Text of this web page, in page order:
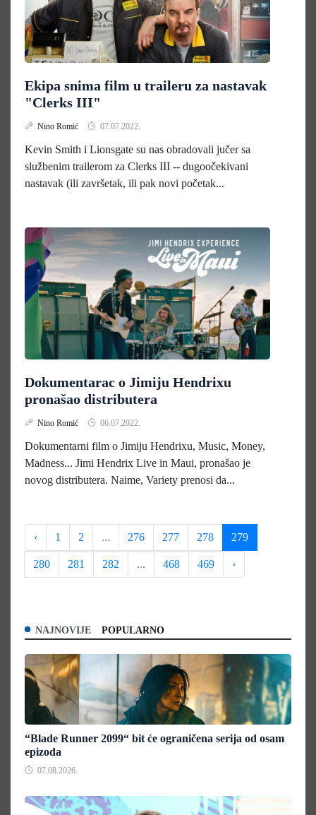
Ekipa snima film u traileru za nastavak
"Clerks III"
Nino Romić 07.07.2022.
Kevin Smith i Lionsgate su nas obradovali jučer sa
službenim trailerom za Clerks III -- dugoočekivani
nastavak (ili završetak, ili pak novi početak...
Dokumentarac o Jimiju Hendrixu
pronašao distributera
Nino Romić 06.07.2022.
Dokumentarni film o Jimiju Hendrixu, Music, Money,
Madness... Jimi Hendrix Live in Maui, pronašao je
novog distributera. Naime, Variety prenosi da...
‹ 1 2 ... 276 277 278 279
280 281 282 ... 468 469 ›
NAJNOVIJE POPULARNO
“Blade Runner 2099“ bit će ograničena serija od osam
epizoda
07.08.2026.